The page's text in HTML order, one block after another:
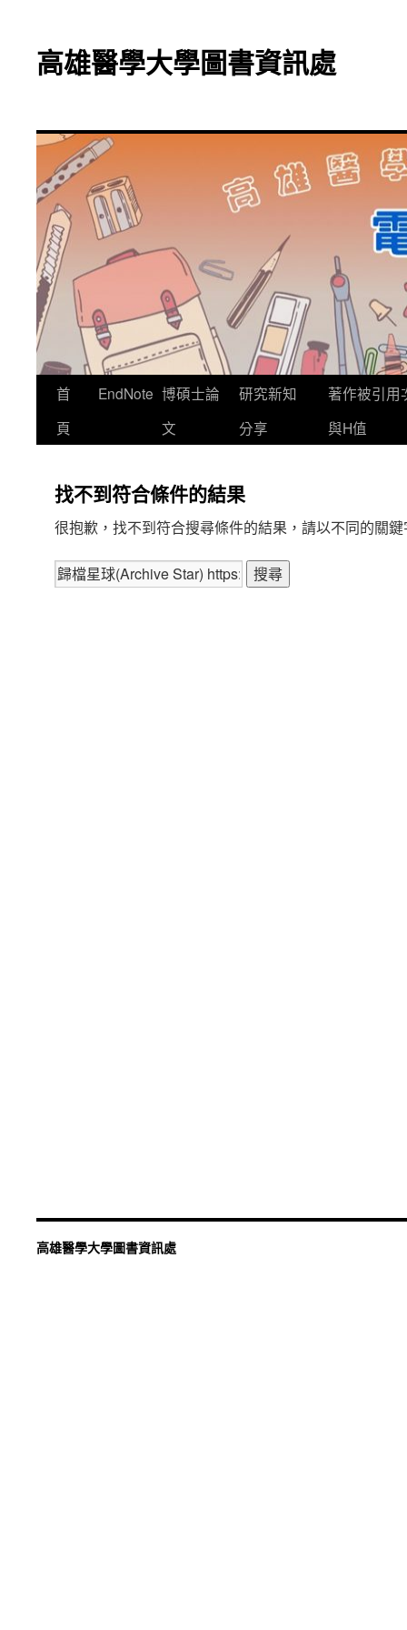
主
要
高雄醫學大學圖書資訊處
首
頁
EndNote 博碩士論
文
研究新知
分享
著作被引用
與H值
找不到符合條件的結果
很抱歉，找不到符合搜尋條件的結果，請以不同的關
搜
尋
高雄醫學大學圖書資訊處